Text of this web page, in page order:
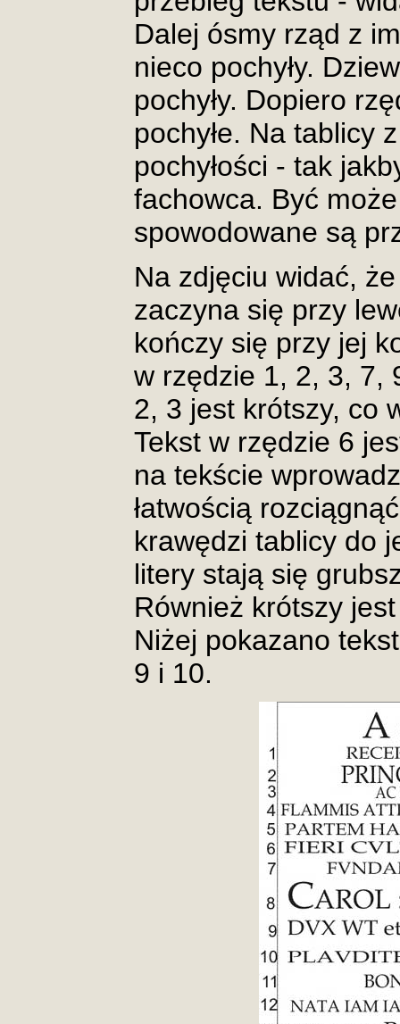
Dalej ósmy rząd z
nieco pochyły.
pochyły. Dopiero
pochyłe. Na tablicy
pochyłości - tak
fachowca. Być
spowodowane są
Na zdjęciu widać,
zaczyna się przy
kończy się przy jej
w rzędzie 1, 2, 3, 7,
2, 3 jest krótszy, co
Tekst w rzędzie 6
na tekście
łatwością
krawędzi tablicy do
litery stają się
Również krótszy
Niżej pokazano
9 i 10.